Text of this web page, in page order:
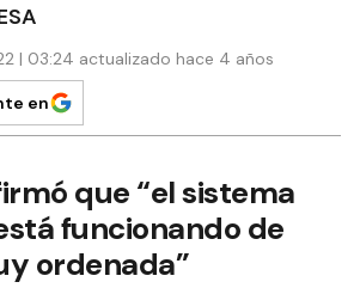
| 03:24 actualizado hace 4 años
en
que “el sistema
funcionando de
ordenada”